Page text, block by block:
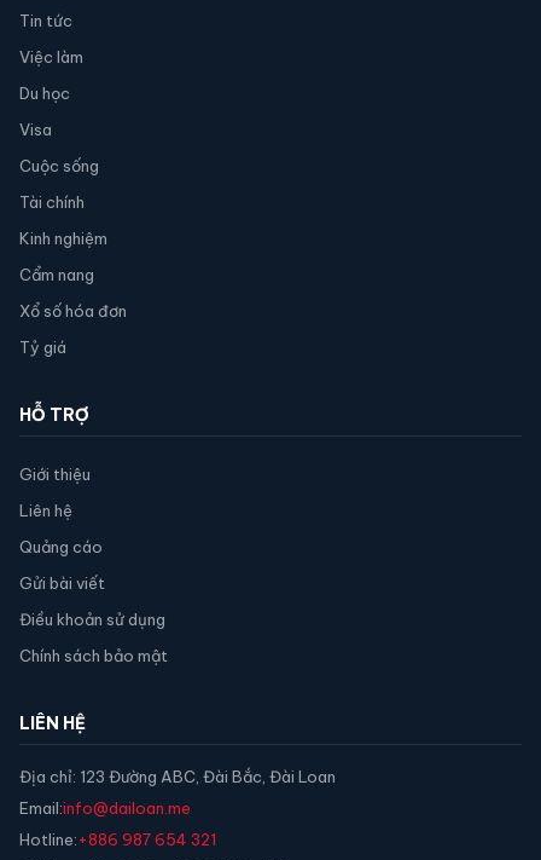
Tin tức
Việc làm
Du học
Visa
Cuộc sống
Tài chính
Kinh nghiệm
Cẩm nang
Xổ số hóa đơn
Tỷ giá
HỖ TRỢ
Giới thiệu
Liên hệ
Quảng cáo
Gửi bài viết
Điều khoản sử dụng
Chính sách bảo mật
LIÊN HỆ
Địa chỉ: 123 Đường ABC, Đài Bắc, Đài Loan
Email:info@dailoan.me
Hotline:+886 987 654 321